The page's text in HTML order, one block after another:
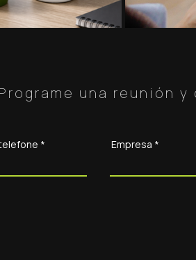
una reunión
Empresa